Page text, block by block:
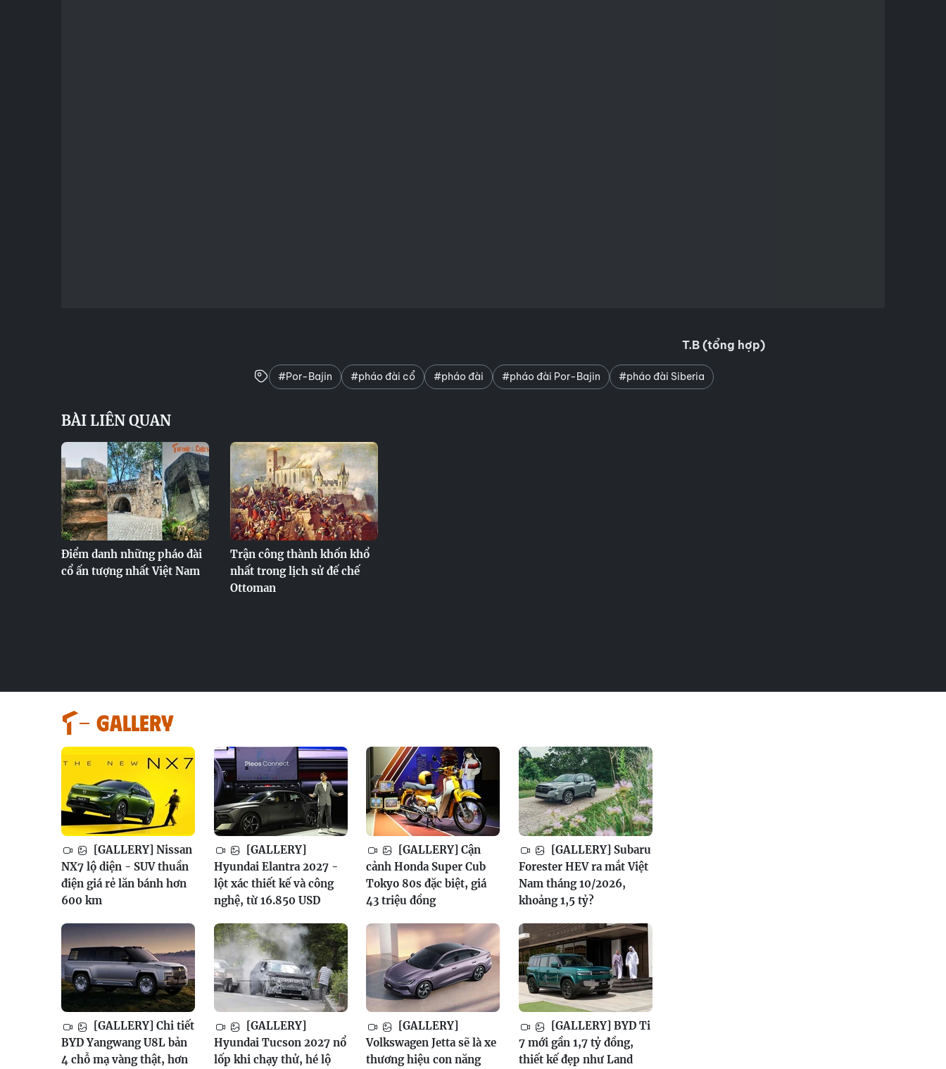
T.B (tổng hợp)
#Por-Bajin #pháo đài cổ #pháo đài #pháo đài Por-Bajin #pháo đài Siberia
BÀI LIÊN QUAN
Điểm danh những pháo đài
cổ ấn tượng nhất Việt Nam
Trận công thành khốn khổ
nhất trong lịch sử đế chế
Ottoman
GALLERY
[GALLERY] Nissan
NX7 lộ diện - SUV thuần
điện giá rẻ lăn bánh hơn
600 km
[GALLERY]
Hyundai Elantra 2027 -
lột xác thiết kế và công
nghệ, từ 16.850 USD
[GALLERY] Cận
cảnh Honda Super Cub
Tokyo 80s đặc biệt, giá
43 triệu đồng
[GALLERY] Subaru
Forester HEV ra mắt Việt
Nam tháng 10/2026,
khoảng 1,5 tỷ?
[GALLERY] Chi tiết
BYD Yangwang U8L bản
4 chỗ mạ vàng thật, hơn
[GALLERY]
Hyundai Tucson 2027 nổ
lốp khi chạy thử, hé lộ
[GALLERY]
Volkswagen Jetta sẽ là xe
thương hiệu con năng
[GALLERY] BYD Ti
7 mới gần 1,7 tỷ đồng,
thiết kế đẹp như Land